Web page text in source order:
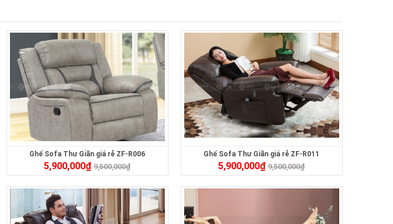
Ghế Sofa Thư Giãn giá rẻ ZF-R006
5,900,000₫ 9,500,000₫
Ghế Sofa Thư Giãn giá rẻ ZF-R011
5,900,000₫ 9,500,000₫